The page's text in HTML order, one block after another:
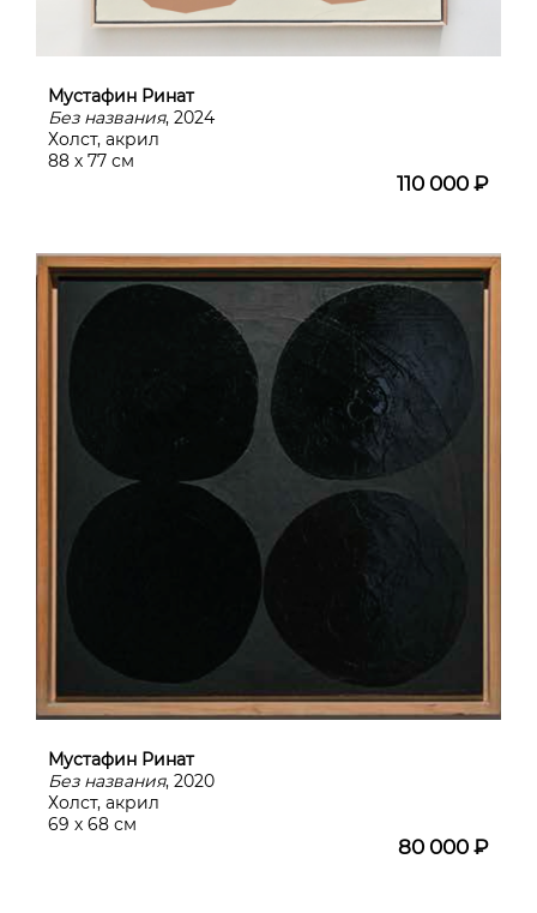
Мустафин Ринат
Без названия, 2024
Холст, акрил
88 х 77 см
110 000 ₽
Мустафин Ринат
Без названия, 2020
Холст, акрил
69 х 68 см
80 000 ₽